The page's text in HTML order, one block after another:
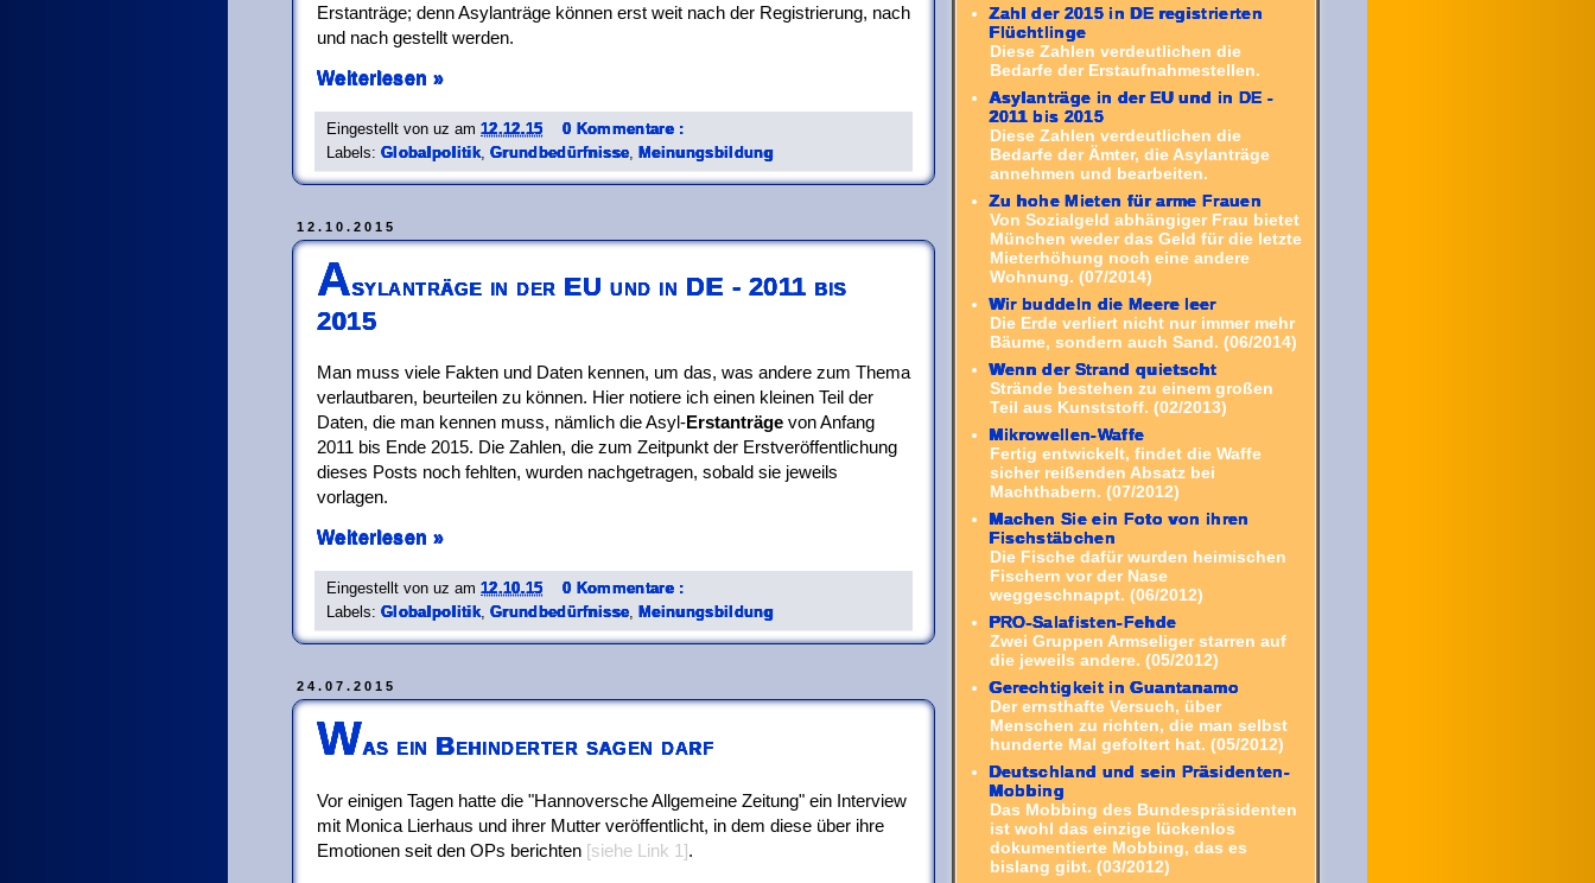
Erstanträge; denn Asylanträge können erst weit nach der Registrierung, nach
und nach gestellt werden.
Weiterlesen »
Eingestellt von uz am 12.12.15
0 Kommentare :
Labels: Globalpolitik ,Grundbedürfnisse Meinungsbildung
12.10.2015
Asylanträge in der EU und in DE - 2011 bis
2015
Man muss viele Fakten und Daten kennen, um das, was andere zum Thema
verlautbaren, beurteilen zu können. Hier notiere ich einen kleinen Teil der
Daten, die man kennen muss, nämlich die Asyl-Erstanträge von Anfang
2011 bis Ende 2015. Die Zahlen, die zum Zeitpunkt der Erstveröffentlichung
dieses Posts noch fehlten, wurden nachgetragen, sobald sie jeweils
vorlagen.
Weiterlesen »
Eingestellt von uz am 12.10.15
0 Kommentare :
Labels: Globalpolitik ,Grundbedürfnisse Meinungsbildung
24.07.2015
Was ein Behinderter sagen darf
Vor einigen Tagen hatte die "Hannoversche Allgemeine Zeitung" ein Interview
mit Monica Lierhaus und ihrer Mutter veröffentlicht, in dem diese über ihre
Emotionen seit den OPs berichten [siehe Link 1].
Zahl der 2015 in DE registrierten
Flüchtlinge
Diese Zahlen verdeutlichen die
Bedarfe der Erstaufnahmestellen.
Asylanträge in der EU und in DE -
2011 bis 2015
Diese Zahlen verdeutlichen die
Bedarfe der Ämter, die Asylanträge
annehmen und bearbeiten.
Zu hohe Mieten für arme Frauen
Von Sozialgeld abhängiger Frau bietet
München weder das Geld für die letzte
Mieterhöhung noch eine andere
Wohnung. (07/2014)
Wir buddeln die Meere leer
Die Erde verliert nicht nur immer mehr
Bäume, sondern auch Sand. (06/2014)
Wenn der Strand quietscht
Strände bestehen zu einem großen
Teil aus Kunststoff. (02/2013)
Mikrowellen-Waffe
Fertig entwickelt, findet die Waffe
sicher reißenden Absatz bei
Machthabern. (07/2012)
Machen Sie ein Foto von ihren
Fischstäbchen
Die Fische dafür wurden heimischen
Fischern vor der Nase
weggeschnappt. (06/2012)
PRO-Salafisten-Fehde
Zwei Gruppen Armseliger starren auf
die jeweils andere. (05/2012)
Gerechtigkeit in Guantanamo
Der ernsthafte Versuch, über
Menschen zu richten, die man selbst
hunderte Mal gefoltert hat. (05/2012)
Deutschland und sein Präsidenten-
Mobbing
Das Mobbing des Bundespräsidenten
ist wohl das einzige lückenlos
dokumentierte Mobbing, das es
bislang gibt. (03/2012)